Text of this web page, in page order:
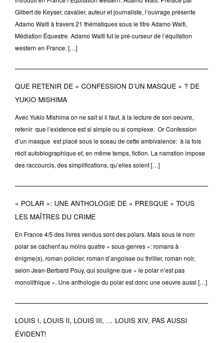
Gilbert de Keyser, cavalier, auteur et journaliste, l’ouvrage présente
Adamo Walti à travers 21 thématiques sous le titre Adamo Walti,
Médiation Équestre. Adamo Walti fut le pré-curseur de l’équitation
western en France. […]
QUE RETENIR DE « CONFESSION D’UN MASQUE » ? DE
YUKIO MISHIMA
Avec Yukio Mishima on ne sait si il faut, à la lecture de son oeuvre,
retenir que l’existence est si simple ou si complexe. Or Confession
d’un masque est placé sous le sceau de cette ambivalence: à la fois
récit autobiographique et, en même temps, fiction. La narration impose
des raccourcis, des simplifications, qu’elles soient […]
« POLAR »: UNE ANTHOLOGIE DE « PRESQUE » TOUS
LES MAÎTRES DU CRIME
En France 4/5 des livres vendus sont des polars. Mais sous le nom
polar se cachent au moins quatre « sous-genres »: romans à
énigme(s), roman policier, roman d’angoisse ou thriller, roman noir,
selon Jean-Berbard Pouy, qui souligne que » le polar n’est pas
monolithique ». Une anthologie du polar est donc une oeuvre aussi […]
LOUIS I, LOUIS II, LOUIS III, … LOUIS XIV, PAS AUSSI
ÉVIDENT!